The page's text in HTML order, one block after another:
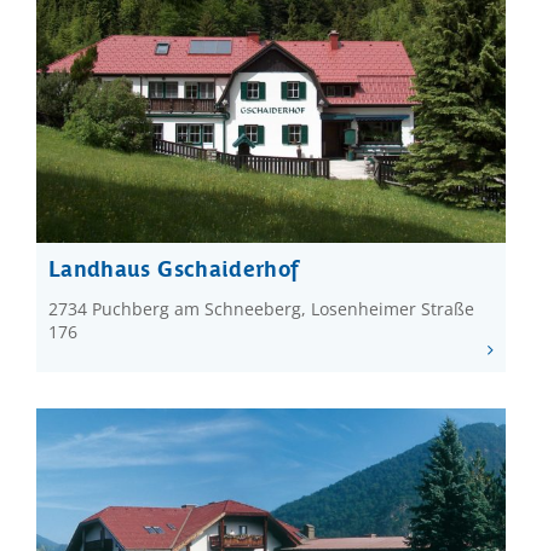
Landhaus Gschaiderhof
2734 Puchberg am Schneeberg, Losenheimer Straße
176